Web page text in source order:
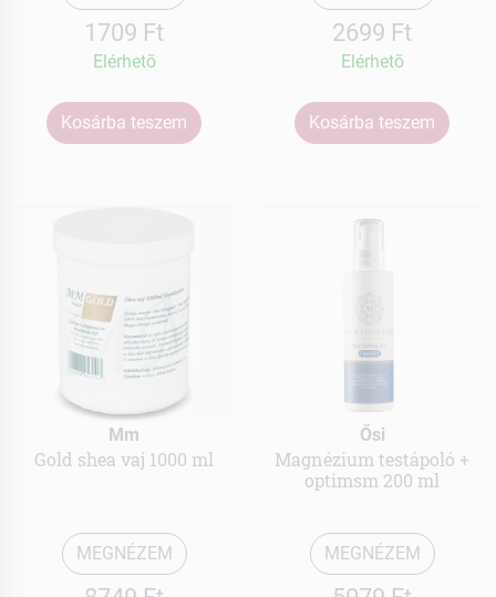
1709 Ft
Elérhetõ
Kosárba teszem
2699 Ft
Elérhetõ
Kosárba teszem
Mm
Gold shea vaj 1000 ml
MEGNÉZEM
Ősi
Magnézium testápoló +
optimsm 200 ml
MEGNÉZEM